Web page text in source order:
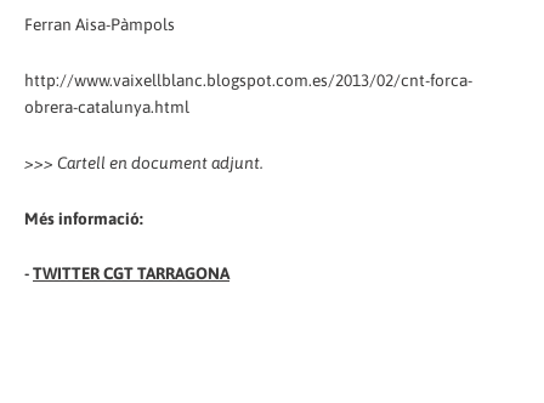
Ferran Aisa-Pàmpols
http://www.vaixellblanc.blogspot.com.es/2013/02/cnt-forca-
obrera-catalunya.html
>>> Cartell en document adjunt.
Més informació:
-TWITTER CGT TARRAGONA